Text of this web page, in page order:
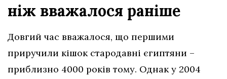
ніж вважалося раніше
Довгий час вважалося, що першими
приручили кішок стародавні єгиптяни –
приблизно 4000 років тому. Однак у 2004